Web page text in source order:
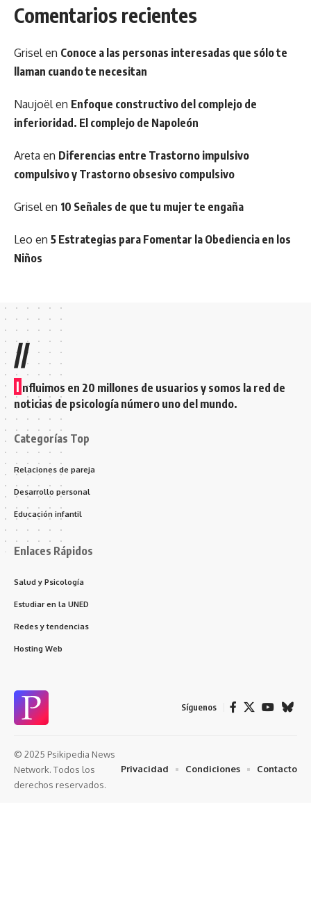
Comentarios recientes
Grisel en Conoce a las personas interesadas que sólo te
llaman cuando te necesitan
Naujoël en Enfoque constructivo del complejo de
inferioridad. El complejo de Napoleón
Areta en Diferencias entre Trastorno impulsivo
compulsivo y Trastorno obsesivo compulsivo
Grisel en 10 Señales de que tu mujer te engaña
Leo en 5 Estrategias para Fomentar la Obediencia en los
Niños
//
I nfluimos en 20 millones de usuarios y somos la red de
noticias de psicología número uno del mundo.
Categorías Top
Relaciones de pareja
Desarrollo personal
Educación infantil
Enlaces Rápidos
Salud y Psicología
Estudiar en la UNED
Redes y tendencias
Hosting Web
Síguenos
© 2025 Psikipedia News
Network. Todos los
derechos reservados.
Privacidad Condiciones Contacto